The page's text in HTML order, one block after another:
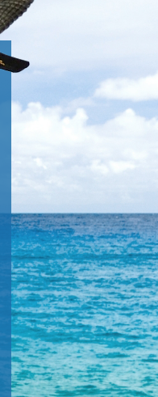
與國家公園有約-優游潮間
115年08月